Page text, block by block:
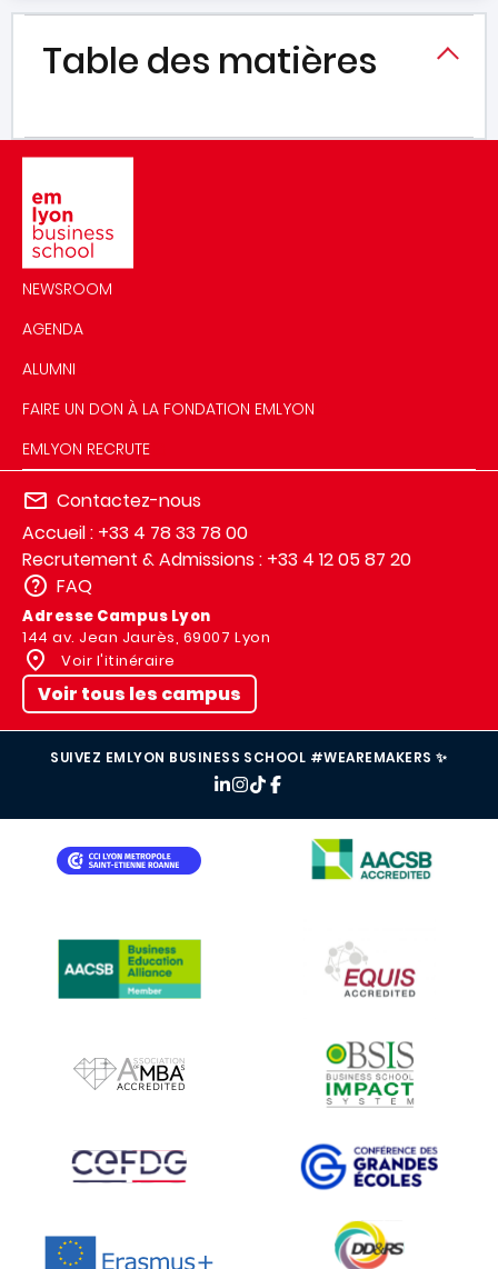
Table des matières
NEWSROOM
AGENDA
ALUMNI
FAIRE UN DON À LA FONDATION EMLYON
EMLYON RECRUTE
Contactez-nous
Accueil : +33 4 78 33 78 00
Recrutement & Admissions : +33 4 12 05 87 20
FAQ
Adresse Campus Lyon
144 av. Jean Jaurès, 69007 Lyon
Voir l'itinéraire
Voir tous les campus
SUIVEZ EMLYON BUSINESS SCHOOL #WEAREMAKERS ✨
IMAGE
IMAGE
IMAGE
IMAGE
IMAGE IMAGE